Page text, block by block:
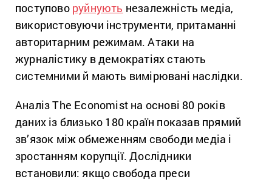
поступово руйнують незалежність медіа,
використовуючи інструменти, притаманні
авторитарним режимам. Атаки на
журналістику в демократіях стають
системними й мають вимірювані наслідки.
Аналіз The Economist на основі 80 років
даних із близько 180 країн показав прямий
зв’язок між обмеженням свободи медіа і
зростанням корупції. Дослідники
встановили: якщо свобода преси